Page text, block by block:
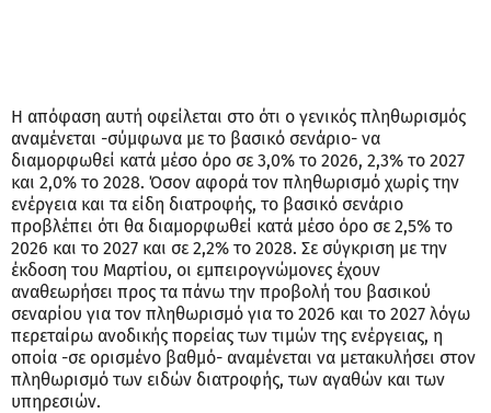
Η απόφαση αυτή οφείλεται στο ότι ο γενικός πληθωρισμός
αναμένεται -σύμφωνα με το βασικό σενάριο- να
διαμορφωθεί κατά μέσο όρο σε 3,0% το 2026, 2,3% το 2027
και 2,0% το 2028. Όσον αφορά τον πληθωρισμό χωρίς την
ενέργεια και τα είδη διατροφής, το βασικό σενάριο
προβλέπει ότι θα διαμορφωθεί κατά μέσο όρο σε 2,5% το
2026 και το 2027 και σε 2,2% το 2028. Σε σύγκριση με την
έκδοση του Μαρτίου, οι εμπειρογνώμονες έχουν
αναθεωρήσει προς τα πάνω την προβολή του βασικού
σεναρίου για τον πληθωρισμό για το 2026 και το 2027 λόγω
περεταίρω ανοδικής πορείας των τιμών της ενέργειας, η
οποία -σε ορισμένο βαθμό- αναμένεται να μετακυλήσει στον
πληθωρισμό των ειδών διατροφής, των αγαθών και των
υπηρεσιών.